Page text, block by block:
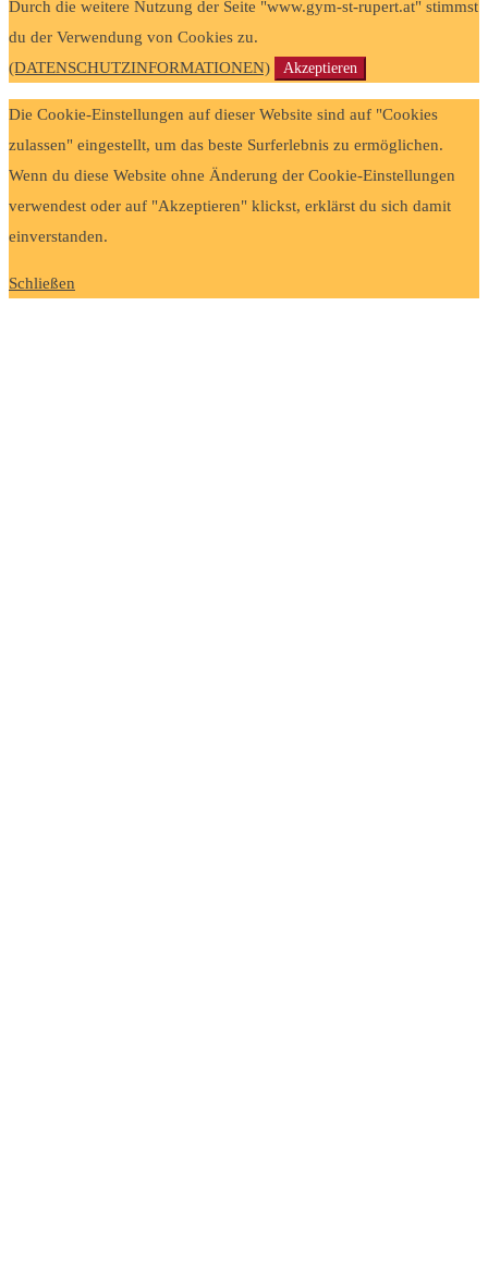
Durch die weitere Nutzung der Seite "www.gym-st-rupert.at" stimmst
du der Verwendung von Cookies zu.
(DATENSCHUTZINFORMATIONEN)
Akzeptieren
Die Cookie-Einstellungen auf dieser Website sind auf "Cookies
zulassen" eingestellt, um das beste Surferlebnis zu ermöglichen.
Wenn du diese Website ohne Änderung der Cookie-Einstellungen
verwendest oder auf "Akzeptieren" klickst, erklärst du sich damit
einverstanden.
Schließen